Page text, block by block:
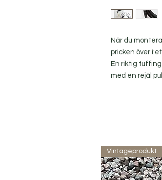
När du
pricken över
En riktig tuffing
med en rejäl
Vintageprodukt